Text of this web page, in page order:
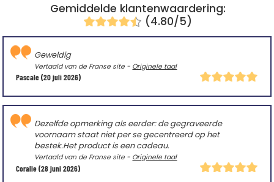
Gemiddelde klantenwaardering:
(4.80/5)
Pascale(20 juli 2026)
Geweldig
Vertaald van de Franse site - Originele taal
Coralie(28 juni 2026)
Dezelfde opmerking als eerder: de gegraveerde
voornaam staat niet per se gecentreerd op het
bestek.Het product is een cadeau.
Vertaald van de Franse site - Originele taal